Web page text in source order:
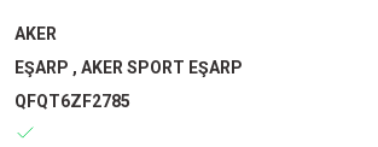
AKER
EŞARP , AKER SPORT EŞARP
QFQT6ZF2785